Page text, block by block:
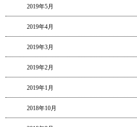
2019年5月
2019年4月
2019年3月
2019年2月
2019年1月
2018年10月